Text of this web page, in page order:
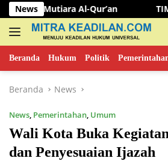
Langsung
ke
konten
News
Al-Qur’an TIM MINI SOCCER
Beranda Hukum Politik
Beranda News
News, Pemerintahan, Umum
Wali Kota Buka
dan Penyesuaian Ijazah